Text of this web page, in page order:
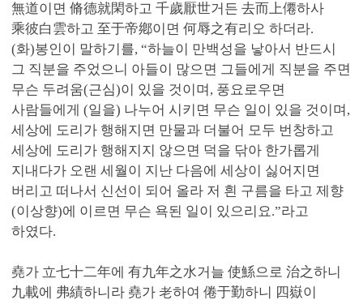
無道이면 脩德就閑하고 千歲厭世거든 去而上僊하사
乘彼白雲하고 至于帝鄕이면 何辱之有리오 하더라.
(화)봉인이 말하기를, “하늘이 만백성을 낳아서 반드시
그 직분을 주었으니 아들이 많으면 그들에게 직분을 주면
무슨 두려움(근심)이 있을 것이며, 풍요로우면
사람들에게 (일을) 나누어 시키면 무슨 일이 있을 것이며,
세상에 도리가 행해지면 만물과 더불어 모두 번창하고
세상에 도리가 행해지지 않으면 덕을 닦아 한가롭게
지내다가 오랜 세월이 지난 다음에 세상이 싫어지면
버리고 떠나서 신선이 되어 올라 저 흰 구름을 타고 제향
(이상향)에 이르면 무슨 욕된 일이 있으리요.”라고
하였다.
堯가 立七十二年에 有九年之水거늘 使鯀으로 治之하니
九載에 弗績하니라 堯가 老하여 倦于勤하니 四嶽이